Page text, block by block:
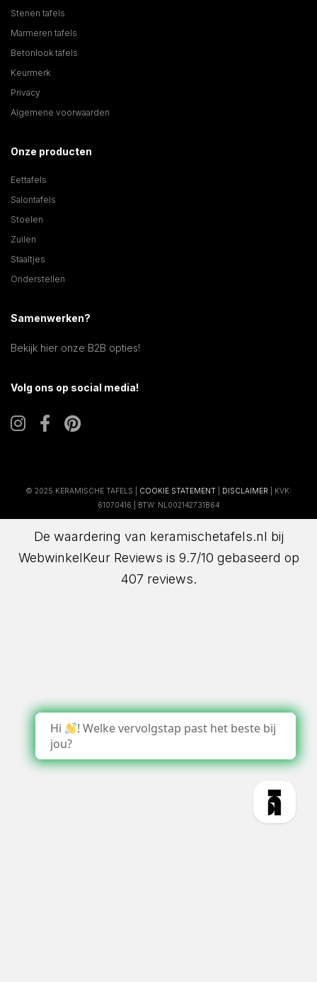
Stenen tafels
Marmeren tafels
Betonlook tafels
Keurmerk
Privacy
Algemene voorwaarden
Onze producten
Eettafels
Salontafels
Stoelen
Zuilen
Staaltjes
Onderstellen
Samenwerken?
Bekijk hier onze B2B opties!
Volg ons op social media!
© 2025 KERAMISCHE TAFELS | COOKIE STATEMENT DISCLAIMER | KVK:
61070416 | BTW: NL002142731B64
De waardering van keramischetafels.nl bij
WebwinkelKeur Reviews is 9.7/10 gebaseerd op
407 reviews.
Hi
! Welke vervolgstap past het beste bij
jou?